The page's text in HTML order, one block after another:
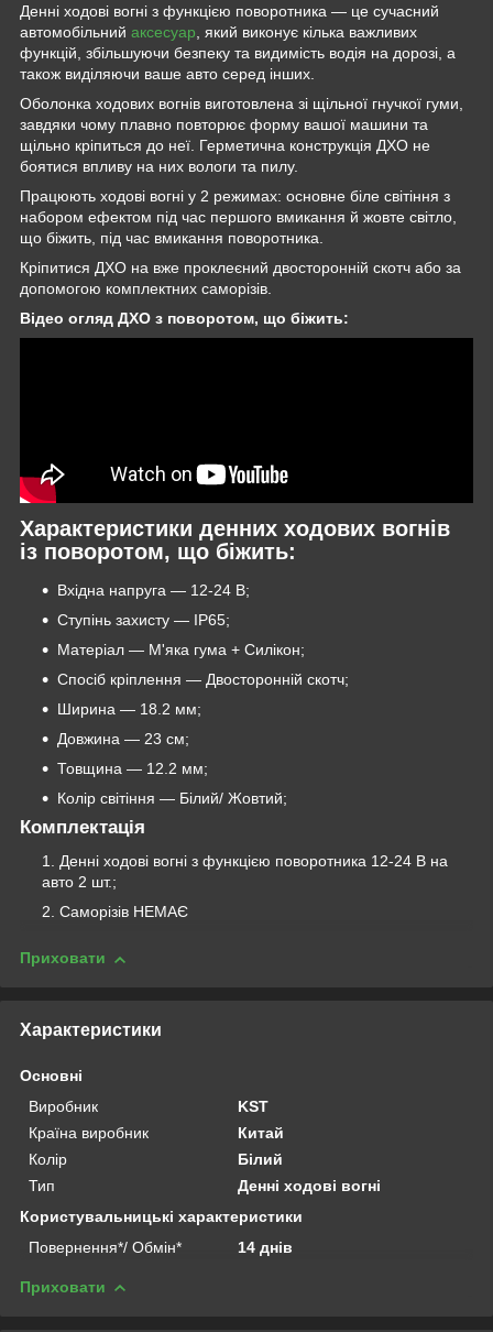
Денні ходові вогні з функцією поворотника — це сучасний
автомобільний аксесуар , який виконує кілька важливих
функцій, збільшуючи безпеку та видимість водія на дорозі, а
також виділяючи ваше авто серед інших.
Оболонка ходових вогнів виготовлена зі щільної гнучкої гуми,
завдяки чому плавно повторює форму вашої машини та
щільно кріпиться до неї. Герметична конструкція ДХО не
боятися впливу на них вологи та пилу.
Працюють ходові вогні у 2 режимах: основне біле світіння з
набором ефектом під час першого вмикання й жовте світло,
що біжить, під час вмикання поворотника.
Кріпитися ДХО на вже проклеєний двосторонній скотч або за
допомогою комплектних саморізів.
Відео огляд ДХО з поворотом, що біжить:
Характеристики денних ходових вогнів
із поворотом, що біжить:
Вхідна напруга — 12-24 В;
Ступінь захисту — IP65;
Матеріал — М'яка гума + Силікон;
Спосіб кріплення — Двосторонній скотч;
Ширина — 18.2 мм;
Довжина — 23 см;
Товщина — 12.2 мм;
Колір світіння — Білий/ Жовтий;
Комплектація
Денні ходові вогні з функцією поворотника 12-24 В на
авто 2 шт.;
Саморізів НЕМАЄ
Приховати
Характеристики
Основні
Виробник
KST
Країна виробник
Китай
Колір
Білий
Тип
Денні ходові вогні
Користувальницькі характеристики
Повернення*/ Обмін*
14 днів
Приховати